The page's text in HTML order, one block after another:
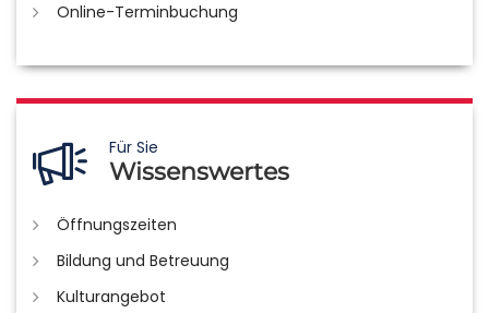
Online-Terminbuchung
Für Sie
Wissenswertes
Öffnungszeiten
Bildung und Betreuung
Kulturangebot